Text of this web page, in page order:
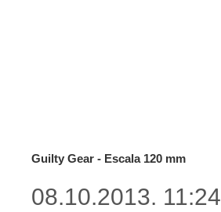
Guilty Gear - Escala 120 mm
08.10.2013. 11:24